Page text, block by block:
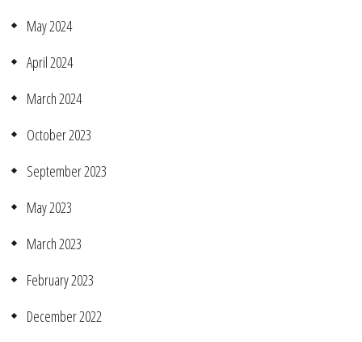
May 2024
April 2024
March 2024
October 2023
September 2023
May 2023
March 2023
February 2023
December 2022